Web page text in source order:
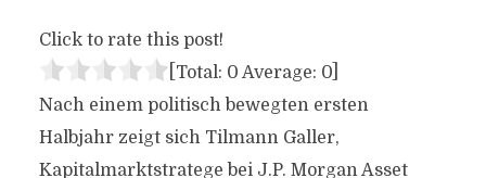
Click to rate this post!
[Total: 0 Average: 0]
Nach einem politisch bewegten ersten
Halbjahr zeigt sich Tilmann Galler,
Kapitalmarktstratege bei J.P. Morgan Asset